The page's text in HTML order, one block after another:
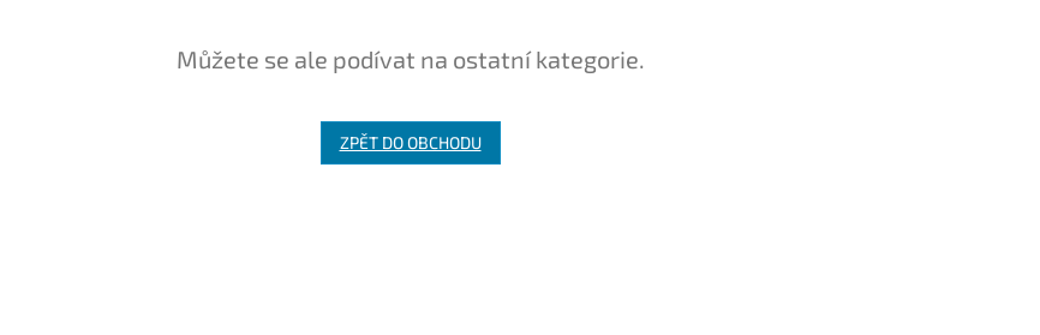
Můžete se ale podívat na ostatní kategorie.
ZPĚT DO OBCHODU